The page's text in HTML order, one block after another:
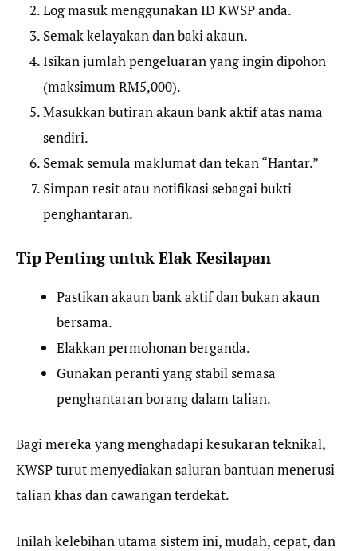
Log masuk menggunakan ID KWSP anda.
Semak kelayakan dan baki akaun.
Isikan jumlah pengeluaran yang ingin dipohon
(maksimum RM5,000).
Masukkan butiran akaun bank aktif atas nama
sendiri.
Semak semula maklumat dan tekan “Hantar.”
Simpan resit atau notifikasi sebagai bukti
penghantaran.
Tip Penting untuk Elak Kesilapan
Pastikan akaun bank aktif dan bukan akaun
bersama.
Elakkan permohonan berganda.
Gunakan peranti yang stabil semasa
penghantaran borang dalam talian.
Bagi mereka yang menghadapi kesukaran teknikal,
KWSP turut menyediakan saluran bantuan menerusi
talian khas dan cawangan terdekat.
Inilah kelebihan utama sistem ini, mudah, cepat, dan